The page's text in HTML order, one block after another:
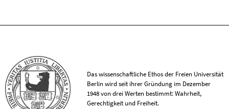
Das wissenschaftliche Ethos der Freien Universität
Berlin wird seit ihrer Gründung im Dezember
1948 von drei Werten bestimmt: Wahrheit,
Gerechtigkeit und Freiheit.